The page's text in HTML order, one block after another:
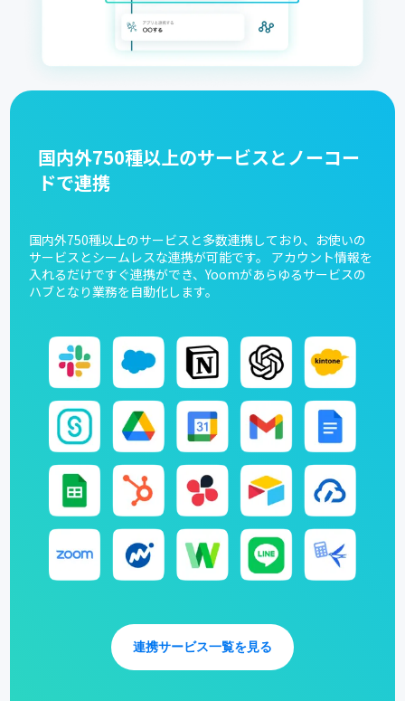
国内外750種以上のサービスとノーコー
ドで連携
国内外750種以上のサービスと多数連携しており、お使いの
サービスとシームレスな連携が可能です。 アカウント情報を
入れるだけですぐ連携ができ、Yoomがあらゆるサービスの
ハブとなり業務を自動化します。
連携サービス一覧を見る